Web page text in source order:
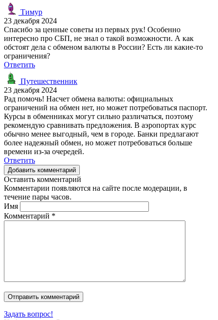
Тимур
23 декабря 2024
Спасибо за ценные советы из первых рук! Особенно
интересно про СБП, не знал о такой возможности. А как
обстоят дела с обменом валюты в России? Есть ли какие-то
ограничения?
Ответить
Путешественник
23 декабря 2024
Рад помочь! Насчет обмена валюты: официальных
ограничений на обмен нет, но может потребоваться паспорт.
Курсы в обменниках могут сильно различаться, поэтому
рекомендую сравнивать предложения. В аэропортах курс
обычно менее выгодный, чем в городе. Банки предлагают
более надежный обмен, но может потребоваться больше
времени из-за очередей.
Ответить
Добавить комментарий
Оставить комментарий
Комментарии появляются на сайте после модерации, в
течение пары часов.
Имя
Комментарий *
Задать вопрос!